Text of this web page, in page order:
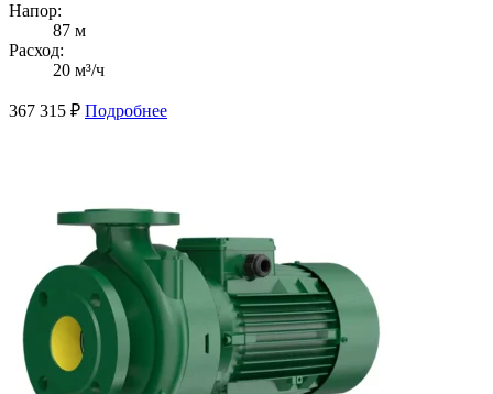
Напор:
87 м
Расход:
20 м³/ч
367 315 ₽ Подробнее